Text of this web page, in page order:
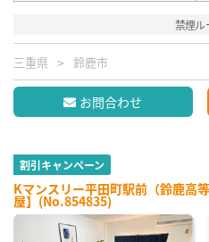
禁煙ル
三重県 鈴鹿市
お問合わせ
割引キャンペーン
Kマンスリー平田町駅前（鈴鹿高
屋】(No.854835)